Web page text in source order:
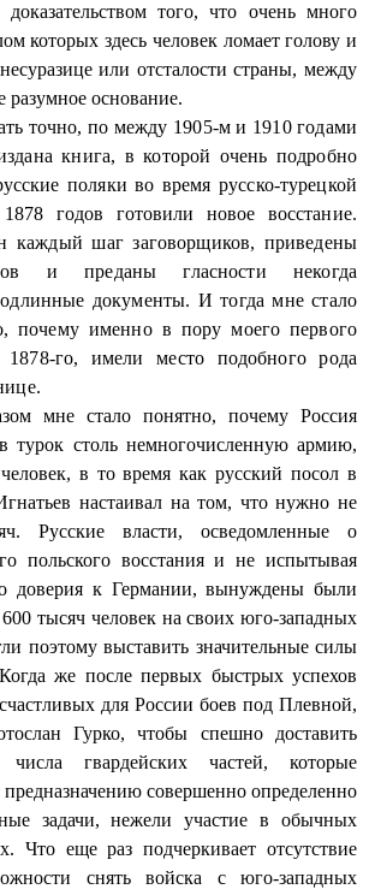
того, что очень много
которых здесь человек ломает голову и
или отсталости страны, между
основание.
точно, по между 1905-м и 1910 годами
книга, в которой очень подробно
поляки во время русско-турецкой
годов готовили новое восстание.
каждый шаг заговорщиков, приведены
и преданы гласности некогда
документы. И тогда мне стало
почему именно в пору моего первого
1878-го, имели место подобного рода
мне стало понятно, почему Россия
турок столь немногочисленную армию,
в то время как русский посол в
настаивал на том, что нужно не
Русские власти, осведомленные о
польского восстания и не испытывая
доверия к Германии, вынуждены были
тысяч человек на своих юго-западных
поэтому выставить значительные силы
же после первых быстрых успехов
для России боев под Плевной,
Гурко, чтобы спешно доставить
гвардейских частей, которые
предназначению совершенно определенно
задачи, нежели участие в обычных
Что еще раз подчеркивает отсутствие
снять войска с юго-западных